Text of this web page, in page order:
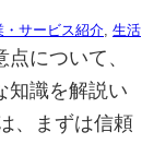
・サービス紹介, 生活
について、
知識を解説い
、まずは信頼